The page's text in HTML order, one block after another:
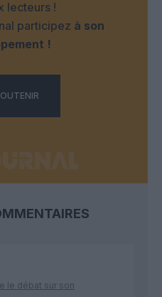
lecteurs !
participez à son
!
le débat sur son